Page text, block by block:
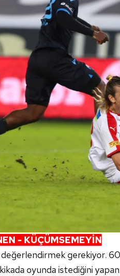
- KÜÇÜMSEMEYİN
gerekiyor.
oyunda istediğini